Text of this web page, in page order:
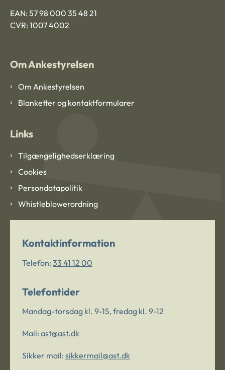
EAN: 57 98 000 35 48 21
CVR: 1007 4002
Om Ankestyrelsen
Om Ankestyrelsen
Blanketter og kontaktformularer
Links
Tilgængelighedserklæring
Cookies
Persondatapolitik
Whistleblowerordning
Kontaktinformation
Telefon: 33 41 12 00
Telefontider
Mandag-torsdag kl. 9-15, fredag kl. 9-12
Mail: ast@ast.dk
Sikker mail: sikkermail@ast.dk